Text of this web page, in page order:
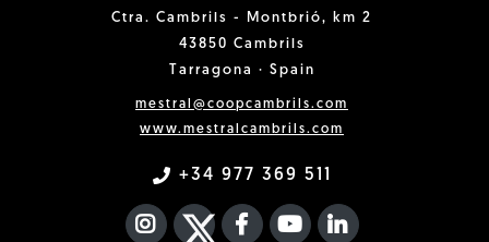
Ctra. Cambrils - Montbrió, km 2
43850 Cambrils
Tarragona · Spain
mestral@coopcambrils.com
www.mestralcambrils.com
+34 977 369 511
INSTAGRAM
TWITTER
FACEBOOK F
YOUTUBEFA LINKEDIN